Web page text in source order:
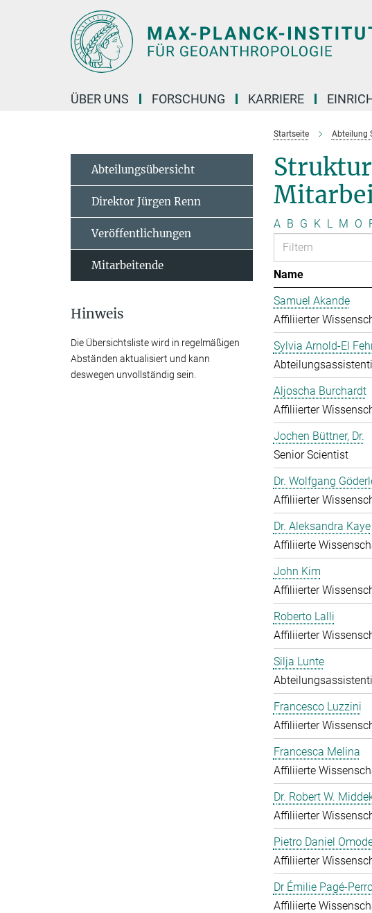
ÜBER UNS FORSCHUNG KARRIERE
Startseite Abteilung
A B G K L M O
Name
Samuel Akande
Affiliierter
Sylvia Arnold-El
Aljoscha Burchardt
Affiliierter
Jochen Büttner, Dr.
Senior Scientist
Dr. Wolfgang
Affiliierter
Dr. Aleksandra Kaye
Affiliierte
John Kim
Affiliierter
Roberto Lalli
Affiliierter
Silja Lunte
Francesco Luzzini
Affiliierter
Francesca Melina
Affiliierte
Dr. Robert W.
Affiliierter
Pietro Daniel
Affiliierter
Dr Émilie Pagé-
Affiliierte
Abteilungsübersicht
Direktor Jürgen Renn
Veröffentlichungen
Mitarbeitende
Hinweis
Die Übersichtsliste wird in regelmäßigen
Abständen aktualisiert und kann
deswegen unvollständig sein.